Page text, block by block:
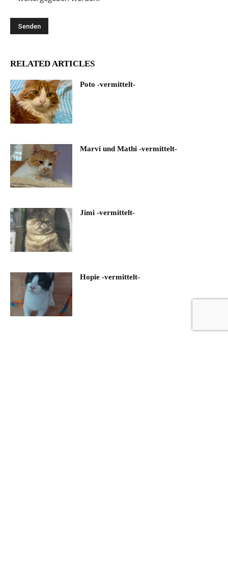
RELATED ARTICLES
Poto -vermittelt-
Marvi und Mathi -vermittelt-
Jimi -vermittelt-
Hopie -vermittelt-